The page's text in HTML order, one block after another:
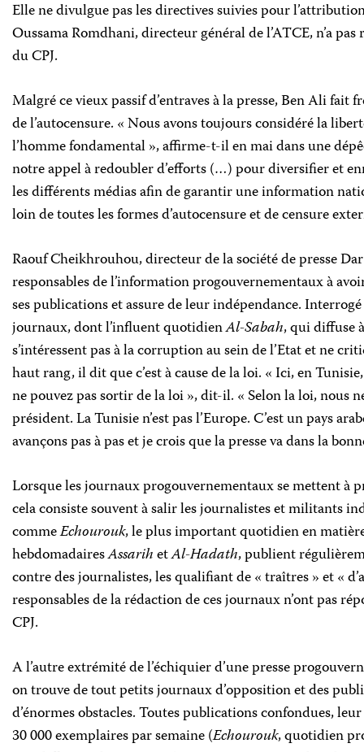
Elle ne divulgue pas les directives suivies pour
Oussama Romdhani, directeur général de l’ATCE, n’a
du CPJ.
Malgré ce vieux passif d’entraves à la presse, Ben Ali fait
de l’autocensure. « Nous avons toujours considéré la
l’homme fondamental », affirme-t-il en mai dans une
notre appel à redoubler d’efforts (…) pour diversifier et
les différents médias afin de garantir une information
loin de toutes les formes d’autocensure et de censure
Raouf Cheikhrouhou, directeur de la société de presse
responsables de l’information progouvernementaux à
ses publications et assure de leur indépendance.
journaux, dont l’influent quotidienAl-Sabah, qui diffuse
s’intéressent pas à la corruption au sein de l’Etat et ne
haut rang, il dit que c’est à cause de la loi. « Ici, en
ne pouvez pas sortir de la loi », dit-il. « Selon la loi, nous
président. La Tunisie n’est pas l’Europe. C’est un pays
avançons pas à pas et je crois que la presse va dans la
Lorsque les journaux progouvernementaux se mettent à
cela consiste souvent à salir les journalistes et militants
commeEchourouk, le plus important quotidien en
hebdomadairesAssarihetAl-Hadath, publient
contre des journalistes, les qualifiant de « traîtres » et «
responsables de la rédaction de ces journaux n’ont pas
CPJ.
A l’autre extrémité de l’échiquier d’une presse
on trouve de tout petits journaux d’opposition et des
d’énormes obstacles. Toutes publications confondues,
30 000 exemplaires par semaine (Echourouk, quotidien